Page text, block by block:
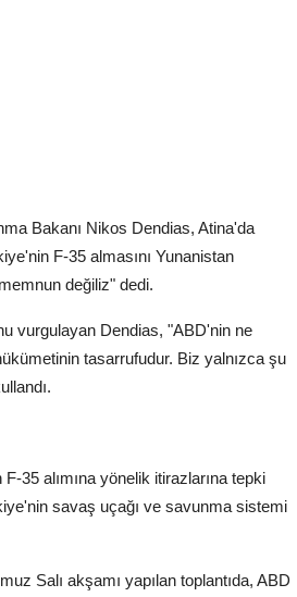
Bakanı Nikos Dendias, Atina'da
F-35 almasını Yunanistan
değiliz" dedi.
vurgulayan Dendias, "ABD'nin ne
tasarrufudur. Biz yalnızca şu
35 alımına yönelik itirazlarına tepki
savaş uçağı ve savunma sistemi
Salı akşamı yapılan toplantıda, ABD